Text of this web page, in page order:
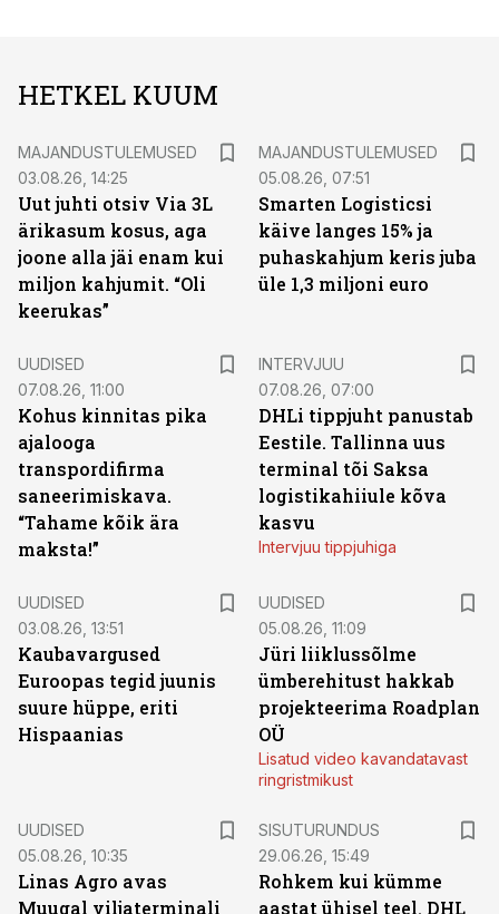
HETKEL KUUM
MAJANDUSTULEMUSED
03.08.26, 14:25
Uut juhti otsiv Via 3L
ärikasum kosus, aga
joone alla jäi enam kui
miljon kahjumit. “Oli
keerukas”
MAJANDUSTULEMUSED
05.08.26, 07:51
Smarten Logisticsi
käive langes 15% ja
puhaskahjum keris juba
üle 1,3 miljoni euro
UUDISED
07.08.26, 11:00
Kohus kinnitas pika
ajalooga
transpordifirma
saneerimiskava.
“Tahame kõik ära
maksta!”
INTERVJUU
07.08.26, 07:00
DHLi tippjuht panustab
Eestile. Tallinna uus
terminal tõi Saksa
logistikahiiule kõva
kasvu
Intervjuu tippjuhiga
UUDISED
03.08.26, 13:51
Kaubavargused
Euroopas tegid juunis
suure hüppe, eriti
Hispaanias
UUDISED
05.08.26, 11:09
Jüri liiklussõlme
ümberehitust hakkab
projekteerima Roadplan
OÜ
Lisatud video kavandatavast
ringristmikust
UUDISED
05.08.26, 10:35
Linas Agro avas
Muugal viljaterminali
SISUTURUNDUS
29.06.26, 15:49
Rohkem kui kümme
aastat ühisel teel. DHL